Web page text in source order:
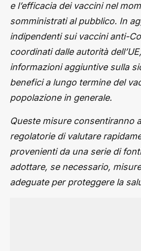
e l’efficacia dei vaccini nel
somministrati al pubblico. In
indipendenti sui vaccini anti-
coordinati dalle autorità
informazioni aggiuntive sulla
benefici a lungo termine del
popolazione in generale.
Queste misure consentiranno
regolatorie di valutare
provenienti da una serie di
adottare, se necessario,
adeguate per proteggere la